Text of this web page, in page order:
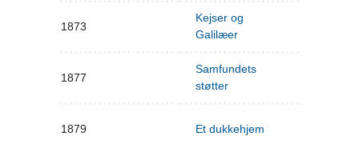
1873
Kejser og
Galilæer
1877
Samfundets
støtter
1879 Et dukkehjem